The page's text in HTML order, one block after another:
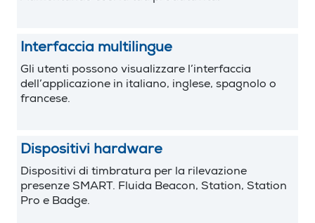
Interfaccia multilingue
Gli utenti possono visualizzare l’interfaccia
dell’applicazione in italiano, inglese, spagnolo o
francese.
Dispositivi hardware
Dispositivi di timbratura per la rilevazione
presenze SMART. Fluida Beacon, Station, Station
Pro e Badge.